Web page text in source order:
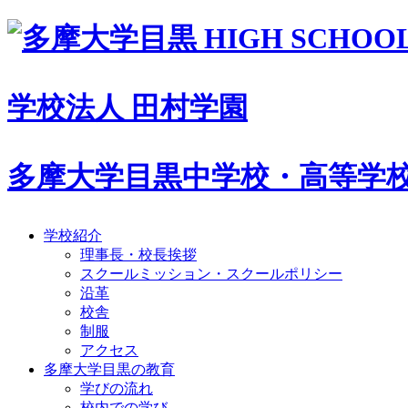
学校法人 田村学園
多摩大学目黒中学校・高等学
学校紹介
理事長・校長挨拶
スクールミッション・スクールポリシー
沿革
校舎
制服
アクセス
多摩大学目黒の教育
学びの流れ